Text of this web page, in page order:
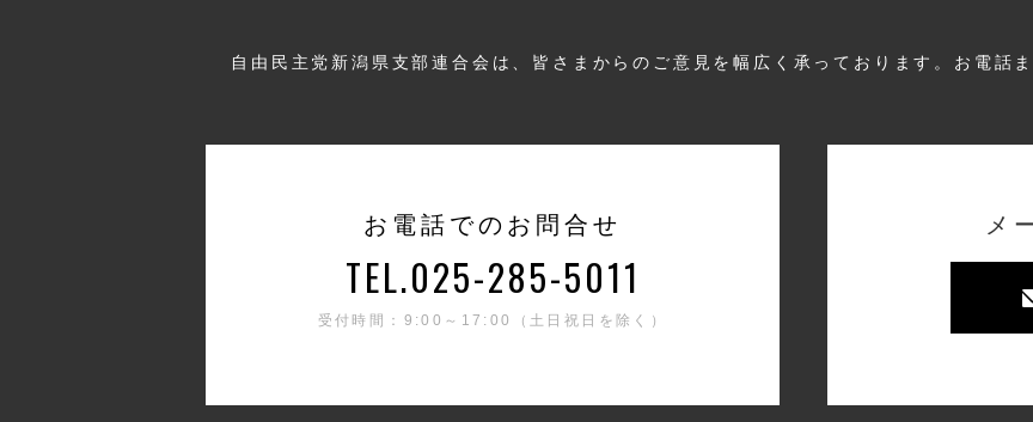
自由民主党新潟県支部連合会は、皆さまからのご意見を幅広く承っております。お電話
お電話でのお問合せ
TEL.025-285-5011
受付時間：9:00～17:00（土日祝日を除く）
メ